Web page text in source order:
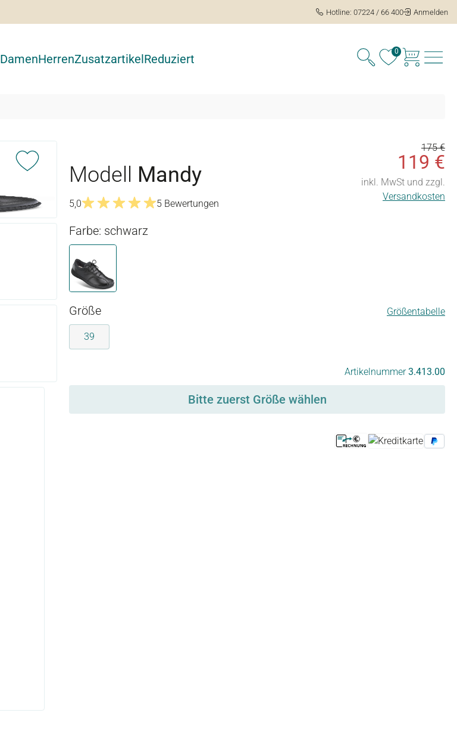
Hotline: 07224 / 66 400 Anmelden
DamenHerrenZusatzartikelReduziert
0
Modell Mandy
5,0
5 Bewertungen
119 €
175 €
inkl. MwSt und zzgl.
Versandkosten
Farbe: schwarz
schwarz
Größeauswählen Größentabelle
39
Artikelnummer3.413.00
Bitte zuerst Größe wählen